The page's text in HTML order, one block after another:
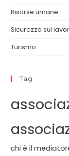
Risorse umane
Sicurezza sul
Turismo
Tag
chi è il